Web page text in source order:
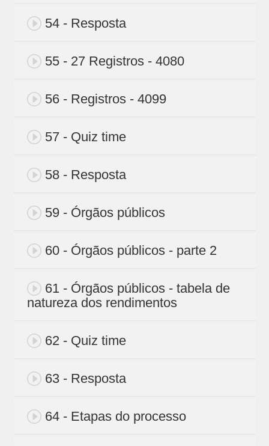
54 - Resposta
55 - 27 Registros - 4080
56 - Registros - 4099
57 - Quiz time
58 - Resposta
59 - Órgãos públicos
60 - Órgãos públicos - parte 2
61 - Órgãos públicos - tabela de
natureza dos rendimentos
62 - Quiz time
63 - Resposta
64 - Etapas do processo